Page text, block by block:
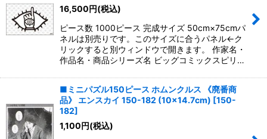
16,500円(税込)
ピース数 1000ピース 完成サイズ 50cm×75cmパ
ネルは別売りです。このサイズに合うパネル←ク
リックすると別ウィンドウで開きます。 作家名・
作品名・商品シリーズ名 ビッグコミックスピリ…
■ミニパズル150ピース ホムンクルス 《廃番商
品》 エンスカイ 150-182 (10×14.7cm) [150-
182]
1,100円(税込)